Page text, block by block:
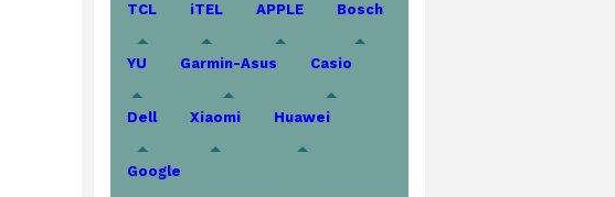
TCL iTEL APPLE Bosch
YU Garmin-Asus Casio
Dell Xiaomi Huawei
Google